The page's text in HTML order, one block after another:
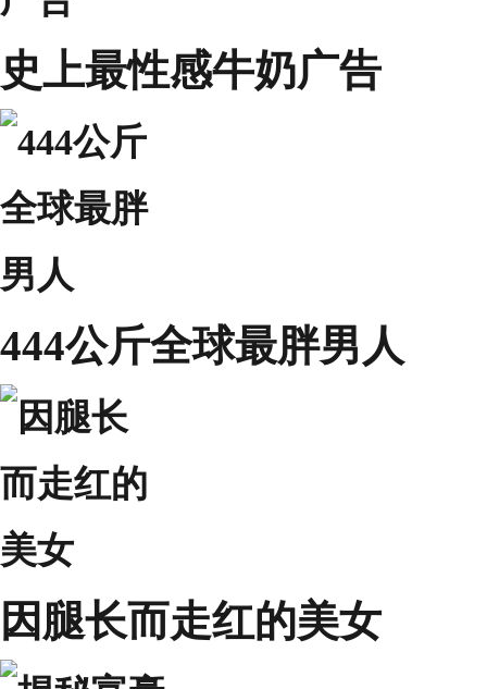
史上最性感牛奶广告
444公斤全球最胖男人
因腿长而走红的美女